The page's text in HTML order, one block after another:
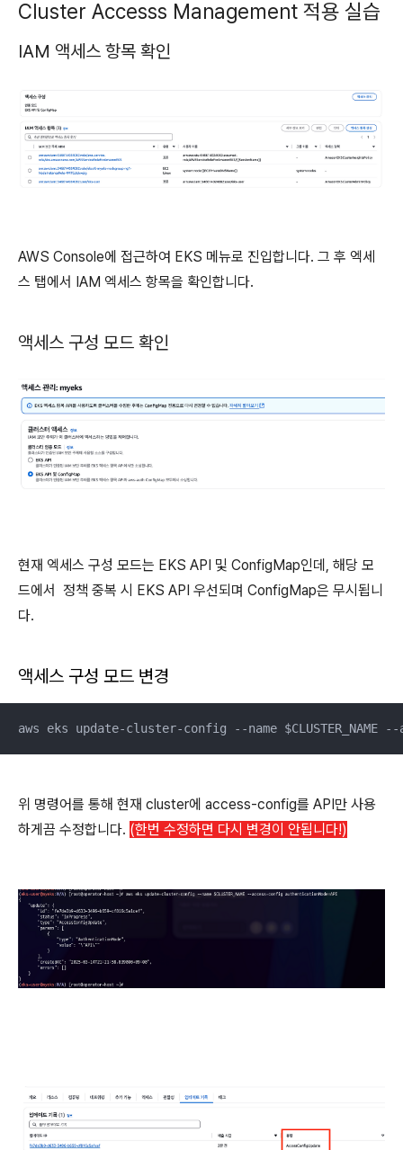
Cluster Accesss Management 적용 실습
IAM 액세스 항목 확인
AWS Console에 접근하여 EKS 메뉴로 진입합니다. 그 후 엑세
스 탭에서 IAM 엑세스 항목을 확인합니다.
액세스 구성 모드 확인
현재 엑세스 구성 모드는 EKS API 및 ConfigMap인데, 해당 모
드에서 정책 중복 시 EKS API 우선되며 ConfigMap은 무시됩니
다.
액세스 구성 모드 변경
aws eks update-cluster-config --name $CLUSTER_NAME
위 명령어를 통해 현재 cluster에 access-config를 API만 사용
하게끔 수정합니다. (한번 수정하면 다시 변경이 안됩니다!)